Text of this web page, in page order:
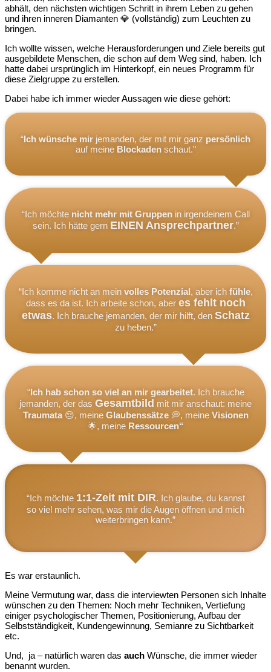
abhält, den nächsten wichtigen Schritt in ihrem Leben zu gehen
und ihren inneren Diamanten 💎 (vollständig) zum Leuchten zu
bringen.
Ich wollte wissen, welche Herausforderungen und Ziele bereits gut
ausgebildete Menschen, die schon auf dem Weg sind, haben. Ich
hatte dabei ursprünglich im Hinterkopf, ein neues Programm für
diese Zielgruppe zu erstellen.
Dabei habe ich immer wieder Aussagen wie diese gehört:
“Ich wünsche mir jemanden, der mit mir ganz persönlich
auf meine Blockadenschaut.”
“Ich möchte nicht mehr mit Gruppenin irgendeinem Call
sein. Ich hätte gern EINEN Ansprechpartner.”
“Ich komme nicht an mein volles Potenzial, aber ich fühle,
dass es da ist. Ich arbeite schon, aber es fehlt noch
etwas. Ich brauche jemanden, der mir hilft, den Schatz
zu heben.”
“Ich hab schon so viel an mir gearbeitet. Ich brauche
jemanden, der das Gesamtbild mit mir anschaut: meine
Traumata😔, meine Glaubenssätze💭, meine Visionen
🌟, meine Ressourcen“
“Ich möchte 1:1-Zeit mit DIR. Ich glaube, du kannst
so viel mehr sehen, was mir die Augen öffnen und mich
weiterbringen kann.”
Es war erstaunlich.
Meine Vermutung war, dass die interviewten Personen sich Inhalte
wünschen zu den Themen: Noch mehr Techniken, Vertiefung
einiger psychologischer Themen, Positionierung, Aufbau der
Selbstständigkeit, Kundengewinnung, Semianre zu Sichtbarkeit
etc.
Und, ja – natürlich waren das auch Wünsche, die immer wieder
benannt wurden.